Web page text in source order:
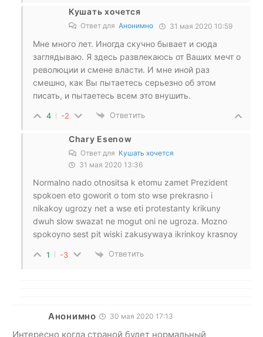
Кушать хочется
Ответ для Анонимно 31 мая 2020 10:59
Мне много лет. Иногда скучно бывает и сюда
заглядываю. Я здесь развлекаюсь от Ваших мечт о
революции и смене власти. И мне иной раз
смешно, как Вы пытаетесь серьезно об этом
писать, и пытаетесь всем это внушить.
4 -2 Ответить
Chary Esenow
Ответ для Кушать хочется
31 мая 2020 13:36
Normalno nado otnositsa k etomu zamet Prezident
spokoen eto goworit o tom sto wse prekrasno i
nikakoy ugrozy net a wse eti protestanty krikuny
dwuh slow swazat ne mogut oni ne ugroza. Mozno
spokoyno sest pit wiski zakusywaya ikrinkoy krasnoy
1 -3 Ответить
Анонимно 30 мая 2020 17:13
Интересно когда страной будет нормальный